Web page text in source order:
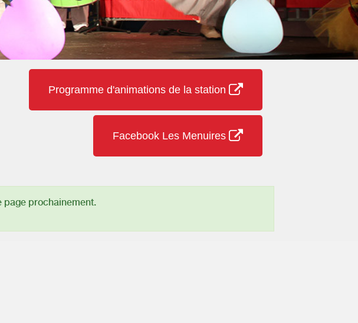
Programme d'animations de la station
Facebook Les Menuires
page prochainement.